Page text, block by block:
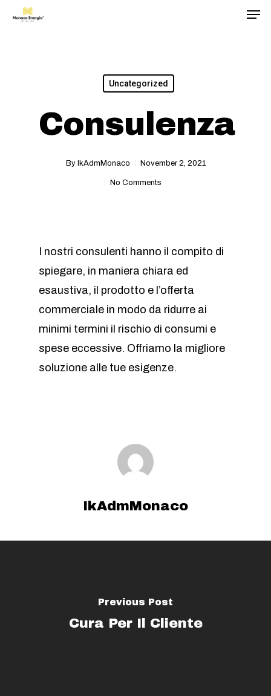
Uncategorized
Consulenza
By IkAdmMonaco November 2, 2021
No Comments
I nostri consulenti hanno il compito di
spiegare, in maniera chiara ed
esaustiva, il prodotto e l’offerta
commerciale in modo da ridurre ai
minimi termini il rischio di consumi e
spese eccessive. Offriamo la migliore
soluzione alle tue esigenze.
IkAdmMonaco
Previous Post
Cura Per Il Cliente